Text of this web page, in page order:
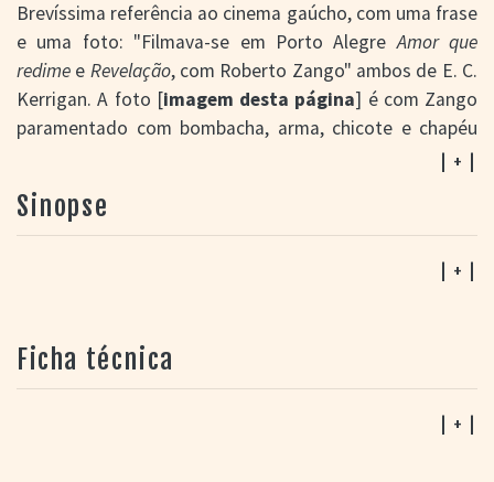
Brevíssima referência ao cinema gaúcho, com uma frase
e uma foto: "Filmava-se em Porto AlegreAmor que
redime e Revelação, com Roberto Zango" ambos de E. C.
Kerrigan. A foto [imagem desta página] é com Zango
paramentado com bombacha, arma, chicote e chapéu
). A inclusão
ao seu valor histórico abrangente. Na verdade é um
panorama do cinema brasileiro carioca e paulista
e o
Macaco feio, macaco bonito
a sinfonia da metrópole. Os filmes restantes são longas
Exemplo regenerador e
| + |
Sinopse
| + |
Ficha técnica
| + |